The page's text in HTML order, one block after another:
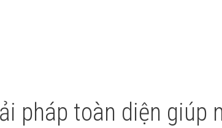
pháp toàn diện giúp